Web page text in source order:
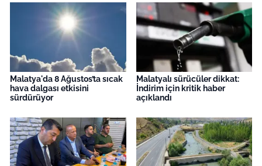
Malatya'da 8 Ağustos’ta sıcak
hava dalgası etkisini
sürdürüyor
Malatyalı sürücüler dikkat:
İndirim için kritik haber
açıklandı